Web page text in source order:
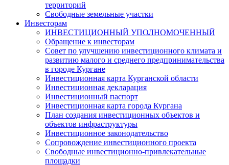
территорий
Свободные земельные участки
Инвесторам
ИНВЕСТИЦИОННЫЙ УПОЛНОМОЧЕННЫЙ
Обращение к инвесторам
Совет по улучшению инвестиционного климата и
развитию малого и среднего предпринимательства
в городе Кургане
Инвестиционная карта Курганской области
Инвестиционная декларация
Инвестиционный паспорт
Инвестиционная карта города Кургана
План создания инвестиционных объектов и
объектов инфраструктуры
Инвестиционное законодательство
Сопровождение инвестиционного проекта
Свободные инвестиционно-привлекательные
площадки